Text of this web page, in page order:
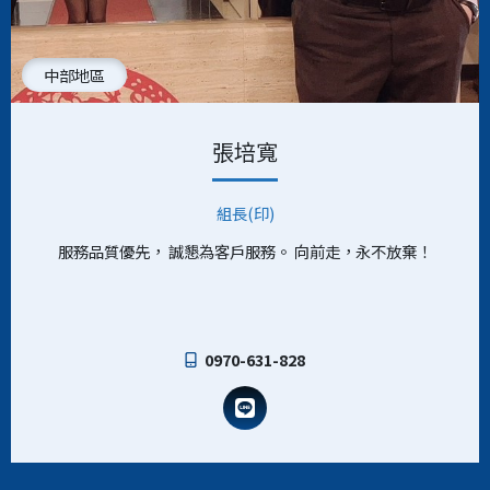
中部地區
張培寬
組長(印)
服務品質優先， 誠懇為客戶服務。 向前走，永不放棄！
0970-631-828